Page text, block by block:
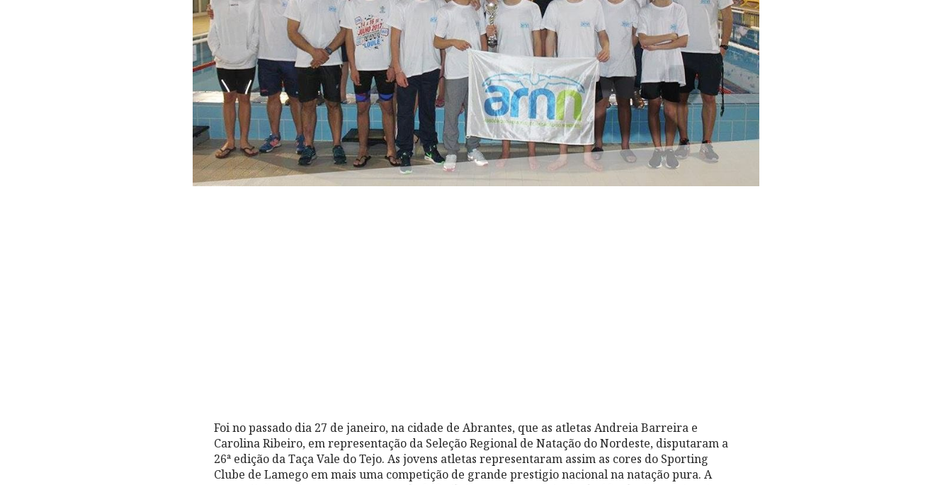
Foi no passado dia 27 de janeiro, na cidade de Abrantes, que as atletas Andreia Barreira e
Carolina Ribeiro, em representação da Seleção Regional de Natação do Nordeste, disputaram a
26ª edição da Taça Vale do Tejo. As jovens atletas representaram assim as cores do Sporting
Clube de Lamego em mais uma competição de grande prestigio nacional na natação pura. A